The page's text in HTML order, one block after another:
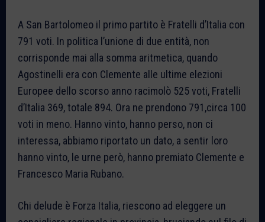
A San Bartolomeo il primo partito è Fratelli d’Italia con
791 voti. In politica l’unione di due entità, non
corrisponde mai alla somma aritmetica, quando
Agostinelli era con Clemente alle ultime elezioni
Europee dello scorso anno racimolò 525 voti, Fratelli
d’Italia 369, totale 894. Ora ne prendono 791,circa 100
voti in meno. Hanno vinto, hanno perso, non ci
interessa, abbiamo riportato un dato, a sentir loro
hanno vinto, le urne però, hanno premiato Clemente e
Francesco Maria Rubano.
Chi delude è Forza Italia, riescono ad eleggere un